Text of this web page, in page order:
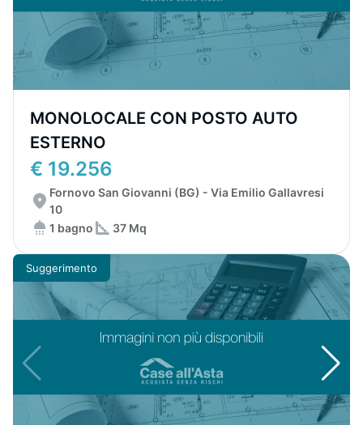
MONOLOCALE CON POSTO AUTO
ESTERNO
€ 19.256
Fornovo San Giovanni (BG) - Via Emilio Gallavresi
10
1 bagno
37 Mq
Suggerimento